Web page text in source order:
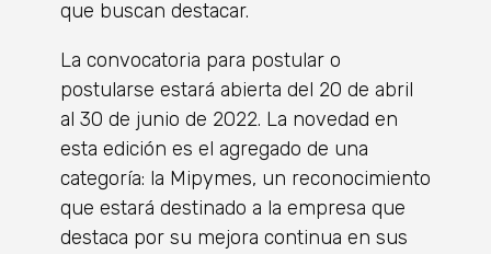
que buscan destacar.
La convocatoria para postular o
postularse estará abierta del 20 de abril
al 30 de junio de 2022. La novedad en
esta edición es el agregado de una
categoría: la Mipymes, un reconocimiento
que estará destinado a la empresa que
destaca por su mejora continua en sus